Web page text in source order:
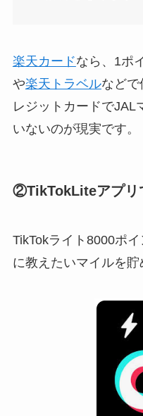
楽天カードなら、1ポ
や楽天トラベルなどで
レジットカードでJAL
いないのが現実です。
②TikTokLiteアプリ
TikTokライト8000ポ
に教えたいマイルを貯